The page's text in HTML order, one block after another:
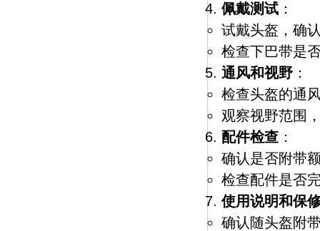
佩戴测试 ：
试戴头盔，确
检查下巴带是
通风和视野 ：
检查头盔的通
观察视野范围
配件检查 ：
确认是否附带
检查配件是否
使用说明和保
确认随头盔附